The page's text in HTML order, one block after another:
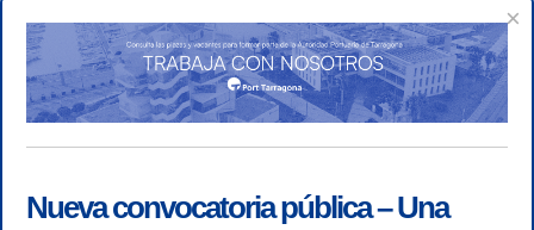
×
Nueva convocatoria pública – Una